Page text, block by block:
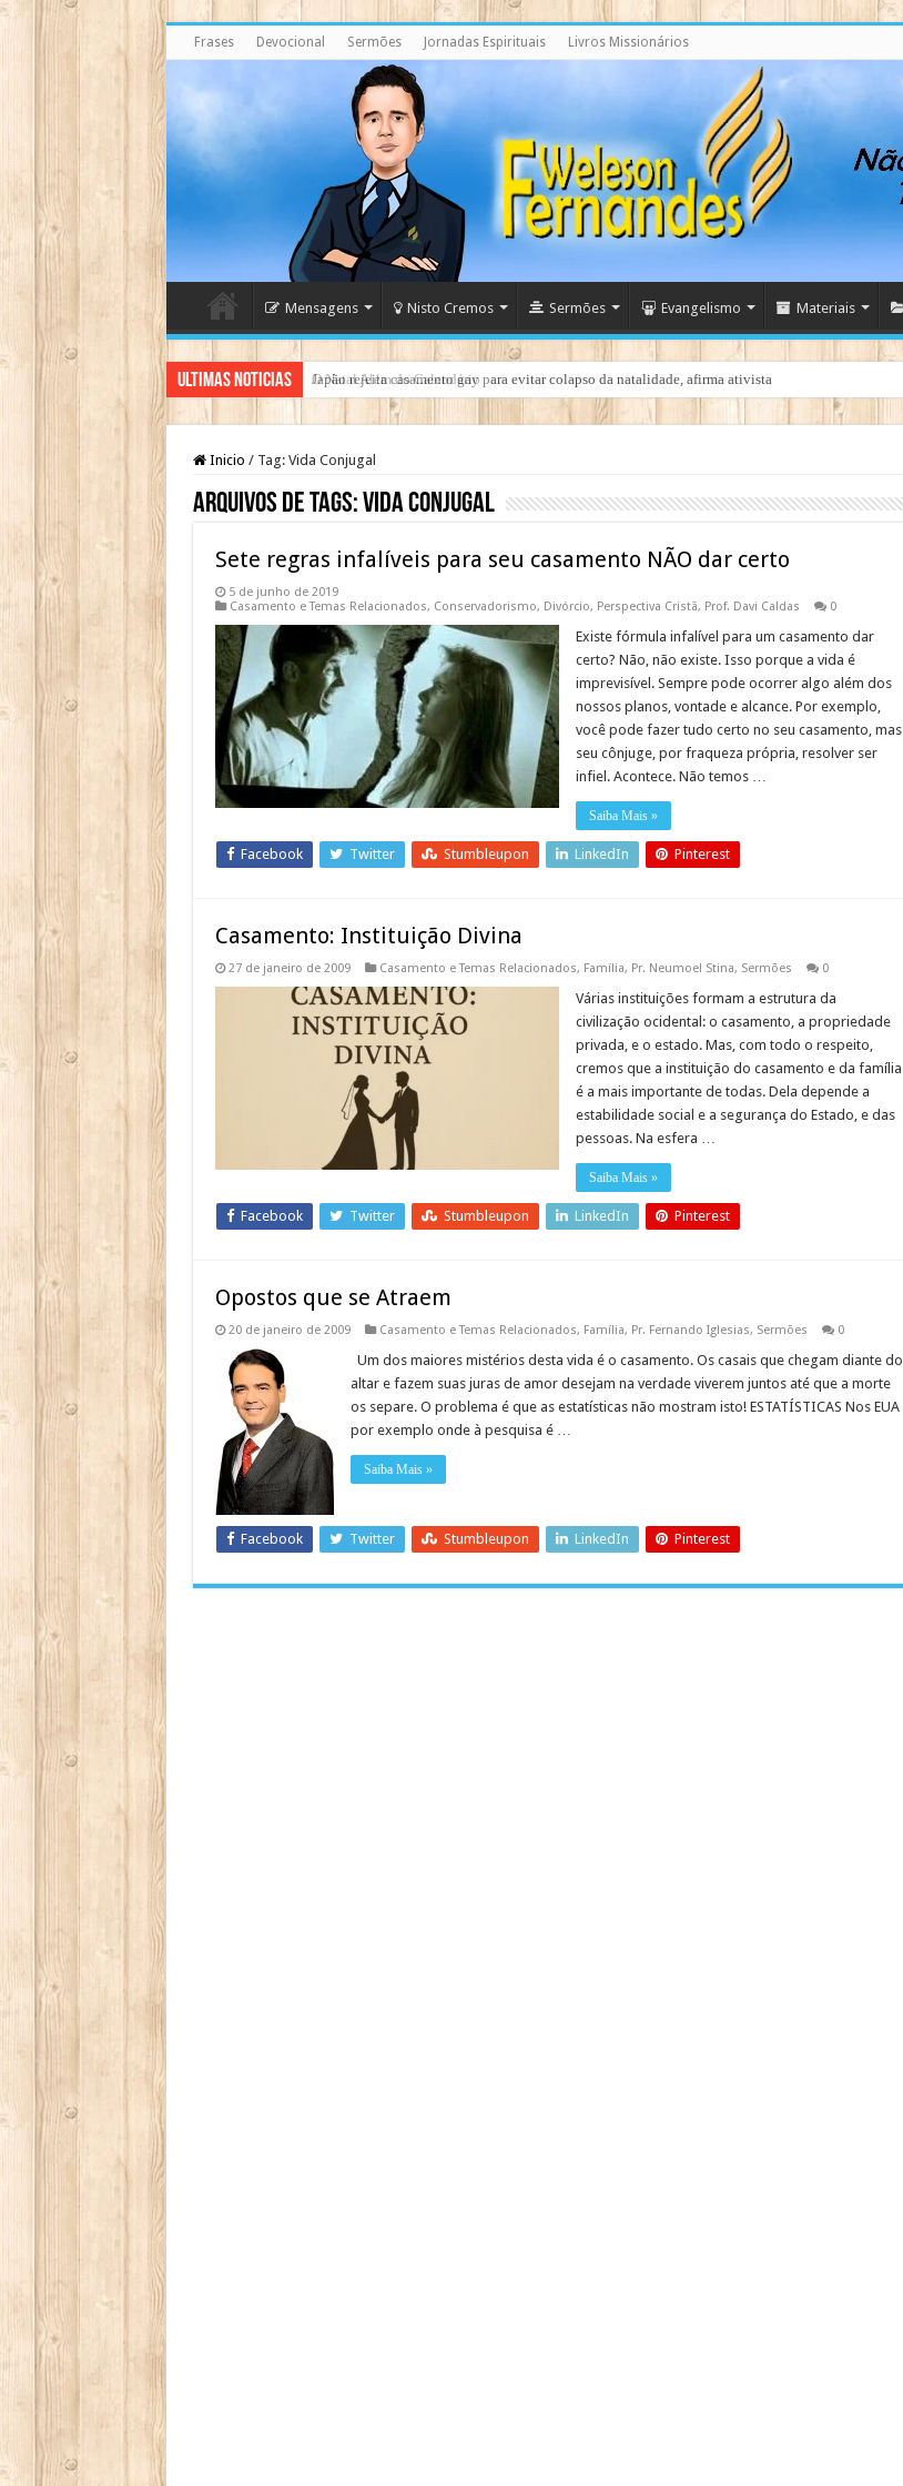
Frases Devocional Sermões Jornadas Espirituais Livros Missionários
Mensagens Nisto Cremos Sermões Evangelismo Materiais
Ultimas Noticias Japão rejeita casamento gay para evitar colapso da natalidade, afirma ativista
Inicio / Tag: Vida Conjugal
Arquivos de Tags:Vida Conjugal
Sete regras infalíveis para seu casamento NÃO dar certo
5 de junho de 2019
Casamento e Temas Relacionados, Conservadorismo, Divórcio, Perspectiva Cristã, Prof. Davi Caldas 0
Existe fórmula infalível para um casamento dar
certo? Não, não existe. Isso porque a vida é
imprevisível. Sempre pode ocorrer algo além dos
nossos planos, vontade e alcance. Por exemplo,
você pode fazer tudo certo no seu casamento, mas
seu cônjuge, por fraqueza própria, resolver ser
infiel. Acontece. Não temos …
Saiba Mais »
Facebook Twitter Stumbleupon LinkedIn Pinterest
Casamento: Instituição Divina
27 de janeiro de 2009 Casamento e Temas Relacionados, Família, Pr. Neumoel Stina, Sermões 0
Várias instituições formam a estrutura da
civilização ocidental: o casamento, a propriedade
privada, e o estado. Mas, com todo o respeito,
cremos que a instituição do casamento e da família
é a mais importante de todas. Dela depende a
estabilidade social e a segurança do Estado, e das
pessoas. Na esfera …
Saiba Mais »
Facebook Twitter Stumbleupon LinkedIn Pinterest
Opostos que se Atraem
20 de janeiro de 2009 Casamento e Temas Relacionados, Família, Pr. Fernando Iglesias, Sermões 0
Um dos maiores mistérios desta vida é o casamento. Os casais que chegam diante do
altar e fazem suas juras de amor desejam na verdade viverem juntos até que a morte
os separe. O problema é que as estatísticas não mostram isto! ESTATÍSTICAS Nos EUA
por exemplo onde à pesquisa é …
Saiba Mais »
Facebook Twitter Stumbleupon LinkedIn Pinterest